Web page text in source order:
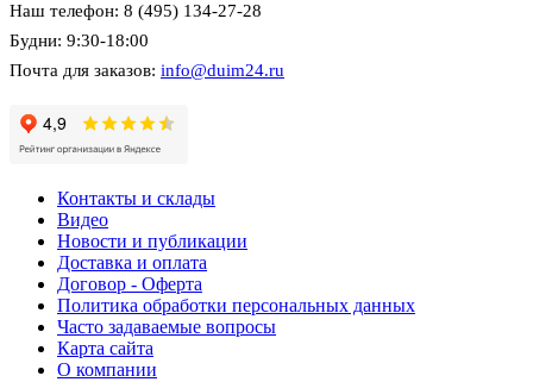
Наш телефон: 8 (495) 134-27-28
Будни: 9:30-18:00
Почта для заказов: info@duim24.ru
Контакты и склады
Видео
Новости и публикации
Доставка и оплата
Договор - Оферта
Политика обработки персональных данных
Часто задаваемые вопросы
Карта сайта
О компании